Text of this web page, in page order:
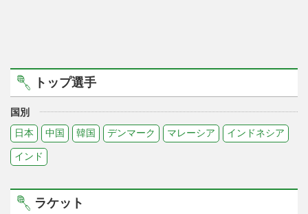
トップ選手
国別
日本
中国 韓国 デンマーク マレーシア インドネシア
インド
ラケット